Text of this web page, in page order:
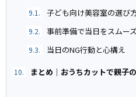
9.1. 子ども向け美容室の選び
9.2. 事前準備で当日をスムー
9.3. 当日のNG行動と心構え
10. まとめ｜おうちカットで親子